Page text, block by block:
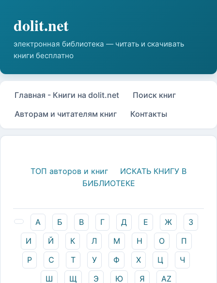
Главная - Книги на dolit.net
Поиск книг
Авторам и читателям книг
Контакты
ТОП авторов и книг
ИСКАТЬ КНИГУ В
БИБЛИОТЕКЕ
А Б В Г Д Е Ж
З
И
Й К Л М Н О
П
Р
С Т У Ф Х Ц
Ч
Ш
Щ Э Ю Я AZ